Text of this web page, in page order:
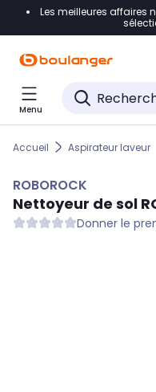
Accéder directement
Accéder directement
Accéder directement
Les meilleures affaires
Menu
Accueil Aspirateur laveur
ROBOROCK
Nettoyeur de sol
Donner le